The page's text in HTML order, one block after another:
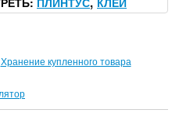
Хранение купленного товара